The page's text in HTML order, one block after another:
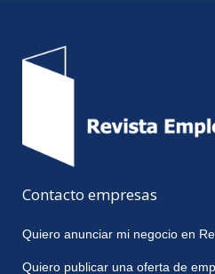
Contacto empresas
Quiero anunciar mi negocio en
Quiero publicar una oferta de